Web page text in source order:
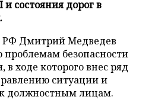
состояния дорог в
РФ Дмитрий Медведев
безопасности
ходе которого внес ряд
ситуации и
должностным лицам.